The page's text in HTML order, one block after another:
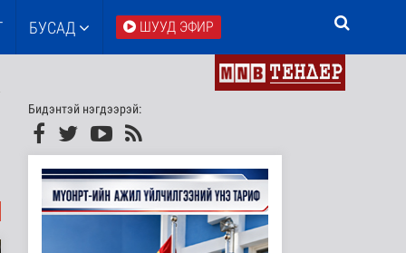
БУСАД ШУУД ЭФИР
Бидэнтэй нэгдээрэй: